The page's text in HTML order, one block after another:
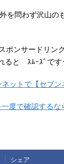
問わず沢山の
ンサードリ
ると ｽﾑｰｽﾞです
ットで【セブン
度で確認するな
シェア